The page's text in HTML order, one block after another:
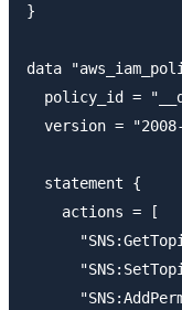
}
data
policy_id =
version =
  statement {
    actions = [